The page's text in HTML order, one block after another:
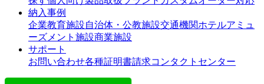
納入事例
企業教育施設自治体・公教施設交通機関ホテルアミュ
ーズメント施設商業施設
サポート
お問い合わせ各種証明書請求コンタクトセンター